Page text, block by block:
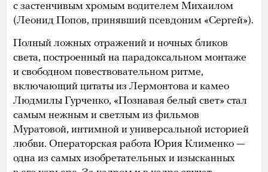
с застенчивым хромым водителем Михаилом
(Леонид Попов, принявший псевдоним «Сергей»).
Полный ложных отражений и ночных бликов
света, построенный на парадоксальном монтаже
и свободном повествовательном ритме,
включающий цитаты из Лермонтова и камео
Людмилы Гурченко, «Познавая белый свет» стал
самым нежным и светлым из фильмов
Муратовой, интимной и универсальной историей
любви. Операторская работа Юрия Клименко —
одна из самых изобретательных и изысканных